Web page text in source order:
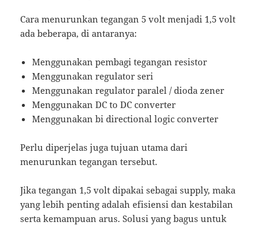
Cara menurunkan tegangan 5 volt menjadi 1,5 volt
ada beberapa, di antaranya:
Menggunakan pembagi tegangan resistor
Menggunakan regulator seri
Menggunakan regulator paralel / dioda zener
Menggunakan DC to DC converter
Menggunakan bi directional logic converter
Perlu diperjelas juga tujuan utama dari
menurunkan tegangan tersebut.
Jika tegangan 1,5 volt dipakai sebagai supply, maka
yang lebih penting adalah efisiensi dan kestabilan
serta kemampuan arus. Solusi yang bagus untuk